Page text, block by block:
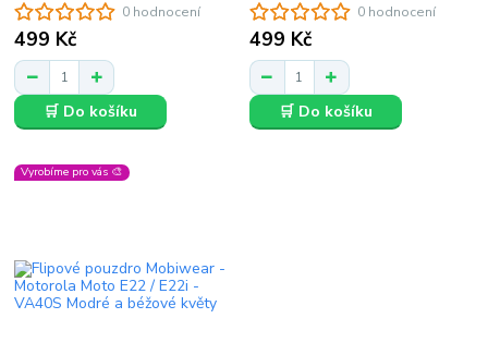
0 hodnocení
499 Kč
🛒 Do košíku
0 hodnocení
499 Kč
🛒 Do košíku
Vyrobíme pro vás 🎨